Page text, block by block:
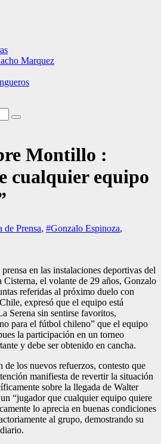
Marquez
Montillo :
cualquier equipo
de Prensa, #Gonzalo Espinoza,
en las instalaciones deportivas del
el volante de 29 años, Gonzalo
referidas al próximo duelo con
expresó que el equipo está
Serena sin sentirse favoritos,
para el fútbol chileno” que el equipo
la participación en un torneo
y debe ser obtenido en cancha.
de los nuevos refuerzos, contesto que
manifiesta de revertir la situación
sobre la llegada de Walter
“jugador que cualquier equipo quiere
lo aprecia en buenas condiciones
al grupo, demostrando su